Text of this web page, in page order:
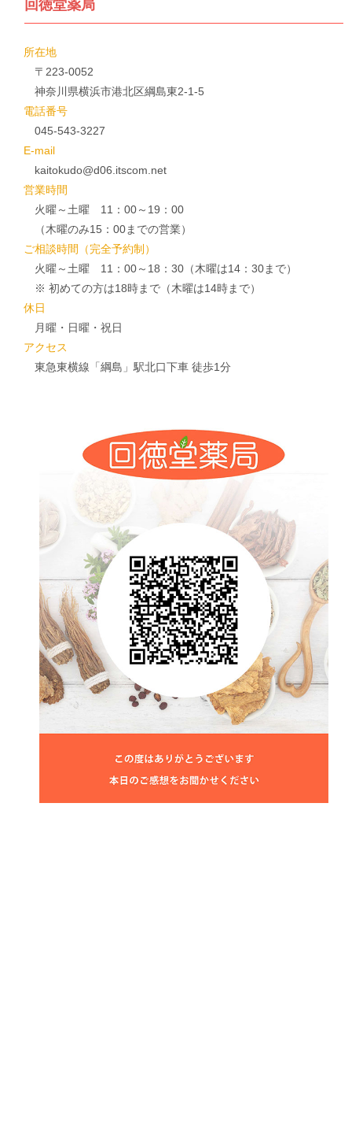
回徳堂薬局
所在地
〒223-0052
神奈川県横浜市港北区綱島東2-1-5
電話番号
045-543-3227
E-mail
kaitokudo@d06.itscom.net
営業時間
火曜～土曜 11：00～19：00
（木曜のみ15：00までの営業）
ご相談時間（完全予約制）
火曜～土曜 11：00～18：30（木曜は14：30まで）
※ 初めての方は18時まで（木曜は14時まで）
休日
月曜・日曜・祝日
アクセス
東急東横線「綱島」駅北口下車 徒歩1分